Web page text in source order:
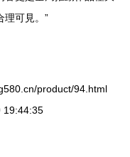
理可見。”
product/94.html
19:44:35